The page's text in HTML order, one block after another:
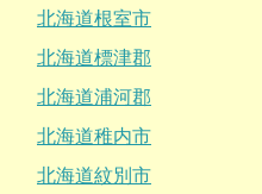
北海道根室市
北海道標津郡
北海道浦河郡
北海道稚内市
北海道紋別市